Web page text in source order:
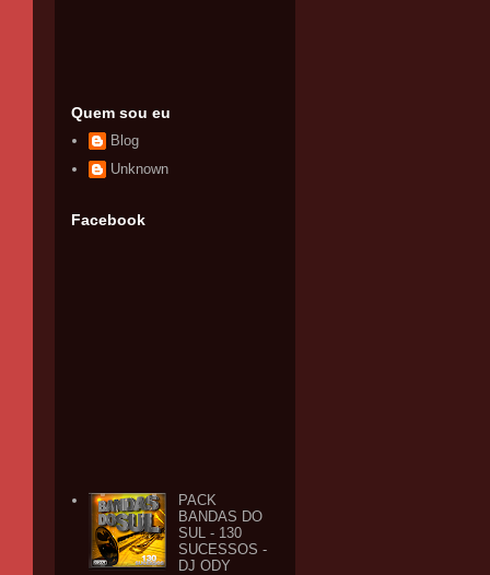
Quem sou eu
Blog
Unknown
Facebook
PACK
BANDAS DO
SUL - 130
SUCESSOS -
DJ ODY